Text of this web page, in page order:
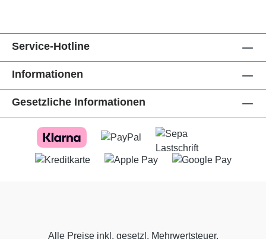
Service-Hotline
Informationen
Gesetzliche Informationen
Alle Preise inkl. gesetzl. Mehrwertsteuer.